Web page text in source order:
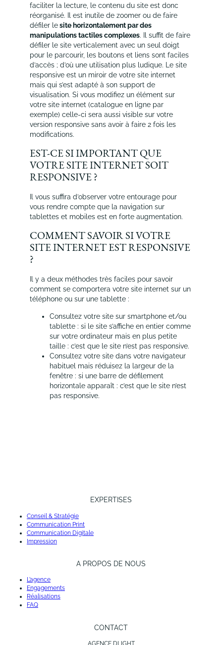
faciliter la lecture, le contenu du site est donc
réorganisé. Il est inutile de zoomer ou de faire
défiler lesite horizontalement par des
manipulations tactiles complexes. Il suffit de faire
défiler le site verticalement avec un seul doigt
pour le parcourir, les boutons et liens sont faciles
d’accès ; d’où une utilisation plus ludique. Le site
responsive est un miroir de votre site internet
mais qui s’est adapté à son support de
visualisation. Si vous modifiez un élément sur
votre site internet (catalogue en ligne par
exemple) celle-ci sera aussi visible sur votre
version responsive sans avoir à faire 2 fois les
modifications.
EST-CE SI IMPORTANT QUE
VOTRE SITE INTERNET SOIT
RESPONSIVE ?
Il vous suffira d’observer votre entourage pour
vous rendre compte que la navigation sur
tablettes et mobiles est en forte augmentation.
COMMENT SAVOIR SI VOTRE
SITE INTERNET EST RESPONSIVE
?
Il y a deux méthodes très faciles pour savoir
comment se comportera votre site internet sur un
téléphone ou sur une tablette :
Consultez votre site sur smartphone et/ou
tablette : si le site s’affiche en entier comme
sur votre ordinateur mais en plus petite
taille : c’est que le site n’est pas responsive.
Consultez votre site dans votre navigateur
habituel mais réduisez la largeur de la
fenêtre : si une barre de défilement
horizontale apparaît : c’est que le site n’est
pas responsive.
EXPERTISES
Conseil & Stratégie
Communication Print
Communication Digitale
Impression
A PROPOS DE NOUS
L’agence
Engagements
Réalisations
FAQ
CONTACT
AGENCE DLIGHT